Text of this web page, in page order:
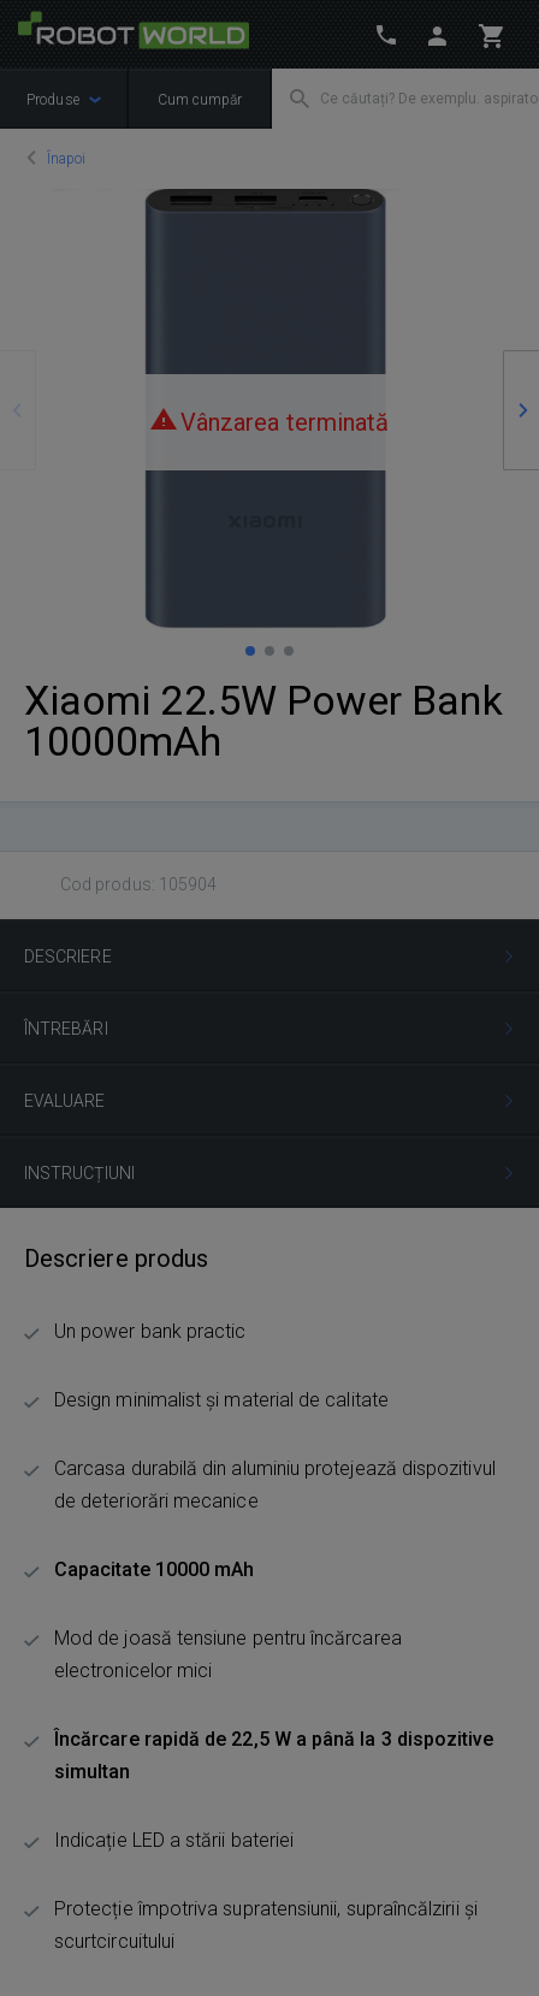
Produse Cum cumpăr
Înapoi
Vânzarea terminată
Xiaomi 22.5W Power Bank
10000mAh
Cod produs: 105904
DESCRIERE
ÎNTREBĂRI
EVALUARE
INSTRUCȚIUNI
Descriere produs
Un power bank practic
Design minimalist și material de calitate
Carcasa durabilă din aluminiu protejează dispozitivul
de deteriorări mecanice
Capacitate 10000 mAh
Mod de joasă tensiune pentru încărcarea
electronicelor mici
Încărcare rapidă de 22,5 W a până la 3 dispozitive
simultan
Indicație LED a stării bateriei
Protecție împotriva supratensiunii, supraîncălzirii și
scurtcircuitului